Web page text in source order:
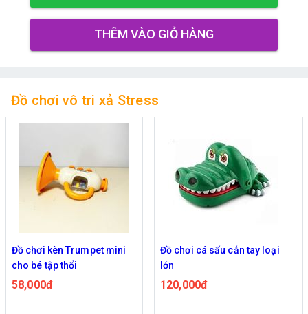
THÊM VÀO GIỎ HÀNG
Đồ chơi vô tri xả Stress
mini
Đồ chơi cá sấu cắn tay loại
lớn
Natra ma đồng